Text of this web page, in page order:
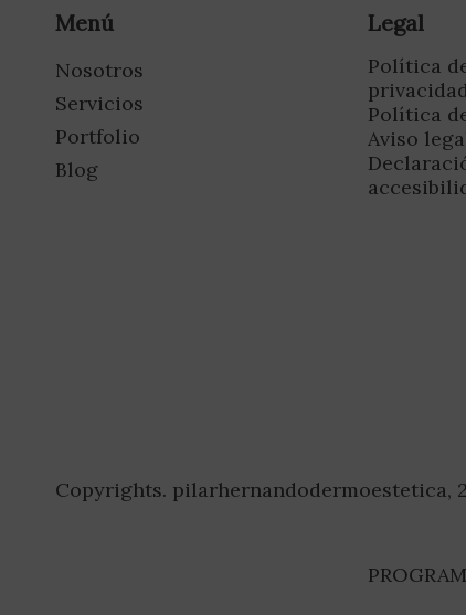
Menú
Nosotros
Servicios
Portfolio
Blog
Legal
Política
privacidad
Política
Aviso
Copyrights. pilarhernandodermoestetica,